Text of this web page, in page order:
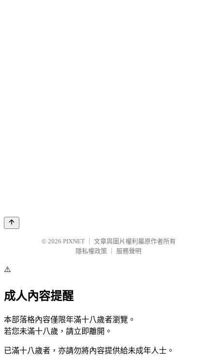
© 2026 PIXNET
文章與圖片權利屬原作者所有
隱私權政策
服務聲明
⚠️
成人內容提醒
本部落格內容僅限年滿十八歲者瀏覽。
若您未滿十八歲，請立即離開。
已滿十八歲者，亦請勿將內容提供給未成年人士。